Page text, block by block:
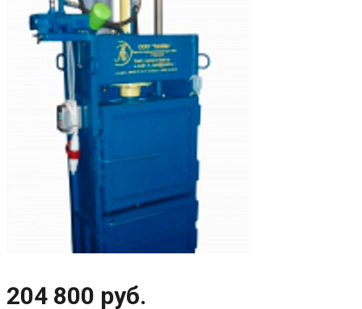
204 800 руб.